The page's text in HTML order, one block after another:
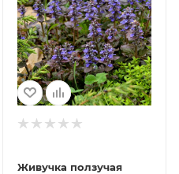
Живучка ползучая